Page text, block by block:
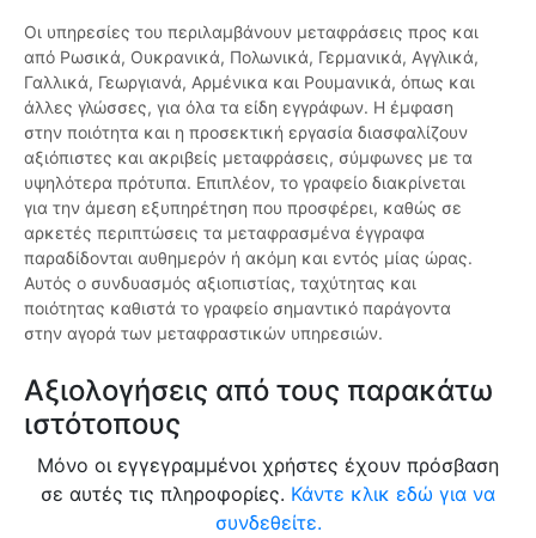
Οι υπηρεσίες του περιλαμβάνουν μεταφράσεις προς και
από Ρωσικά, Ουκρανικά, Πολωνικά, Γερμανικά, Αγγλικά,
Γαλλικά, Γεωργιανά, Αρμένικα και Ρουμανικά, όπως και
άλλες γλώσσες, για όλα τα είδη εγγράφων. Η έμφαση
στην ποιότητα και η προσεκτική εργασία διασφαλίζουν
αξιόπιστες και ακριβείς μεταφράσεις, σύμφωνες με τα
υψηλότερα πρότυπα. Επιπλέον, το γραφείο διακρίνεται
για την άμεση εξυπηρέτηση που προσφέρει, καθώς σε
αρκετές περιπτώσεις τα μεταφρασμένα έγγραφα
παραδίδονται αυθημερόν ή ακόμη και εντός μίας ώρας.
Αυτός ο συνδυασμός αξιοπιστίας, ταχύτητας και
ποιότητας καθιστά το γραφείο σημαντικό παράγοντα
στην αγορά των μεταφραστικών υπηρεσιών.
Αξιολογήσεις από τους παρακάτω
ιστότοπους
Μόνο οι εγγεγραμμένοι χρήστες έχουν πρόσβαση
σε αυτές τις πληροφορίες. Κάντε κλικ εδώ για να
συνδεθείτε.